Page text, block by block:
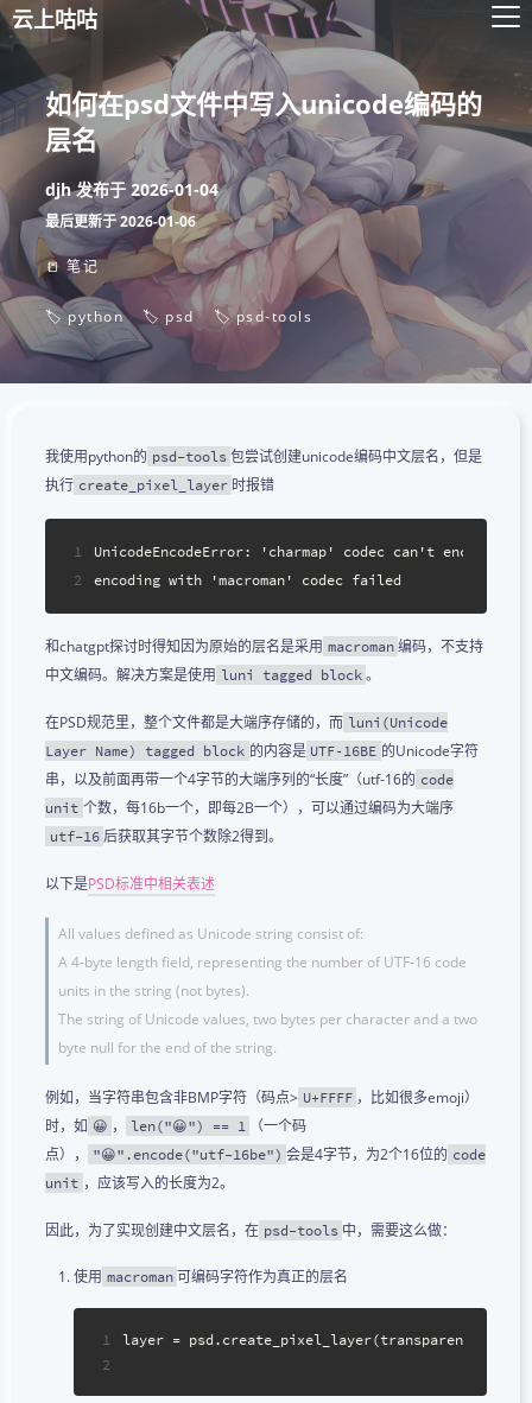
云上咕咕
如何在psd文件中写入unicode编码的
层名
djh 发布于 2026-01-04
最后更新于2026-01-06
📒 笔记
🏷️ python 🏷️ psd 🏷️ psd-tools
我使用python的 psd-tools 包尝试创建unicode编码中文层名，但是
执行 create_pixel_layer 时报错
1
2
UnicodeEncodeError: 'charmap' codec can't encode
encoding with 'macroman' codec failed
和chatgpt探讨时得知因为原始的层名是采用 macroman 编码，不支持
中文编码。解决方案是使用 luni tagged block 。
在PSD规范里，整个文件都是大端序存储的，而 luni(Unicode
Layer Name) tagged block 的内容是 UTF‑16BE 的Unicode字符
串，以及前面再带一个4字节的大端序列的“长度”（utf-16的 code
unit 个数，每16b一个，即每2B一个），可以通过编码为大端序
utf-16 后获取其字节个数除2得到。
以下是PSD标准中相关表述
All values defined as Unicode string consist of:
A 4-byte length field, representing the number of UTF-16 code
units in the string (not bytes).
The string of Unicode values, two bytes per character and a two
byte null for the end of the string.
例如，当字符串包含非BMP字符（码点> U+FFFF ，比如很多emoji）
时，如 😀 ， len("😀") == 1
（一个码
点），
"😀".encode("utf-16be") 会是4字节，为2个16位的 code
unit ，应该写入的长度为2。
因此，为了实现创建中文层名，在 psd-tools 中，需要这么做：
使用 macroman 可编码字符作为真正的层名
1
2
layer = psd.create_pixel_layer(transparent_image,